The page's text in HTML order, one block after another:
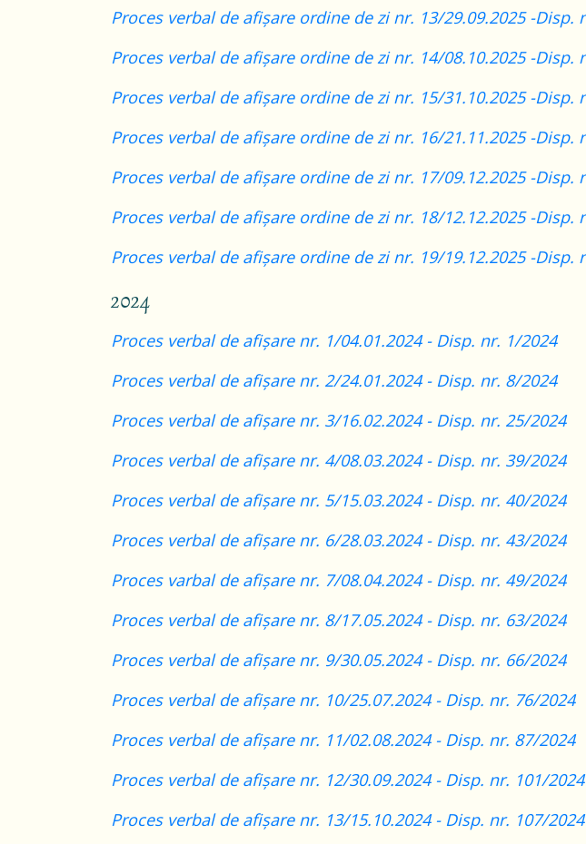
Proces verbal de afișare ordine de zi nr. 13/29.09.2025 -Disp.
Proces verbal de afișare ordine de zi nr. 14/08.10.2025 -Disp.
Proces verbal de afișare ordine de zi nr. 15/31.10.2025 -Disp.
Proces verbal de afișare ordine de zi nr. 16/21.11.2025 -Disp.
Proces verbal de afișare ordine de zi nr. 17/09.12.2025 -Disp.
Proces verbal de afișare ordine de zi nr. 18/12.12.2025 -Disp.
Proces verbal de afișare ordine de zi nr. 19/19.12.2025 -Disp.
2024
Proces verbal de afișare nr. 1/04.01.2024 - Disp. nr. 1/2024
Proces verbal de afișare nr. 2/24.01.2024 - Disp. nr. 8/2024
Proces verbal de afișare nr. 3/16.02.2024 - Disp. nr. 25/2024
Proces verbal de afișare nr. 4/08.03.2024 - Disp. nr. 39/2024
Proces verbal de afișare nr. 5/15.03.2024 - Disp. nr. 40/2024
Proces verbal de afișare nr. 6/28.03.2024 - Disp. nr. 43/2024
Proces varbal de afișare nr. 7/08.04.2024 - Disp. nr. 49/2024
Proces verbal de afișare nr. 8/17.05.2024 - Disp. nr. 63/2024
Proces verbal de afișare nr. 9/30.05.2024 - Disp. nr. 66/2024
Proces verbal de afișare nr. 10/25.07.2024 - Disp. nr. 76/2024
Proces verbal de afișare nr. 11/02.08.2024 - Disp. nr. 87/2024
Proces verbal de afișare nr. 12/30.09.2024 - Disp. nr. 101/2024
Proces verbal de afișare nr. 13/15.10.2024 - Disp. nr. 107/2024